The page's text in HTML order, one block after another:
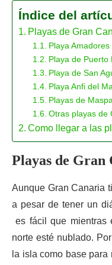
Índice del
Playas de Gran
Playa Amadores
Playa de Puerto
Playa de San
Playa Anfi del
Playas de
Otras playas de
Como llegar a las
Playas de Gran
Aunque Gran Canaria
a pesar de tener un
es fácil que mientras
norte esté nublado.
la isla como base